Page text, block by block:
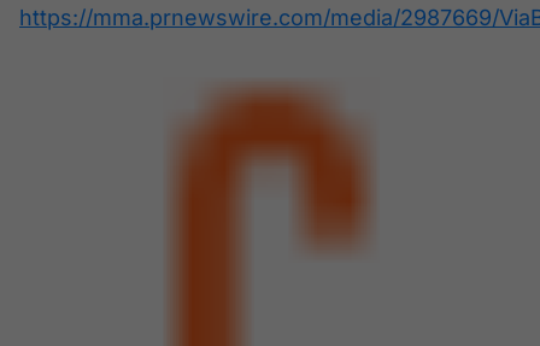
https://mma.prnewswire.com/media/2987669/